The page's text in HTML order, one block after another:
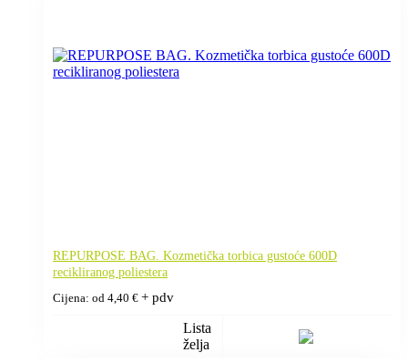
REPURPOSE BAG. Kozmetička torbica gustoće 600D
recikliranog poliestera
Cijena: od 4,40 € + pdv
Lista
želja